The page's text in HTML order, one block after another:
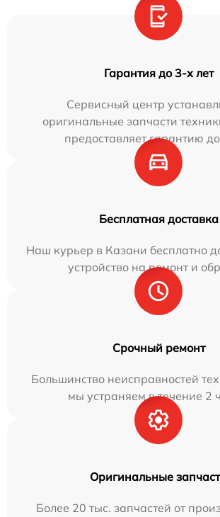
Гарантия до 3-х лет
Сервисный центр
оригинальные запчасти
предоставляет гарантию
Бесплатная доставка
Наш курьер в Казани бесплатно
устройство на ремонт и
Срочный ремонт
Большинство неисправностей
мы устраняем в течение 2
Оригинальные
Более 20 тыс. запчастей от